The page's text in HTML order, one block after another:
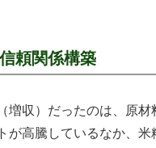
頼関係構築
収）だったのは、原材
が高騰しているなか、